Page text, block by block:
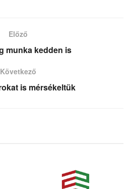
Előző
munka kedden is
Következő
is mérsékeltük